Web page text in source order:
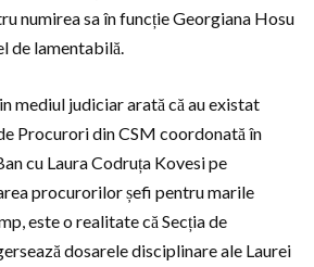
numirea sa în funcție Georgiana Hosu
de lamentabilă.
mediul judiciar arată că au existat
Procurori din CSM coordonată în
cu Laura Codruța Kovesi pe
procurorilor șefi pentru marile
este o realitate că Secția de
dosarele disciplinare ale Laurei